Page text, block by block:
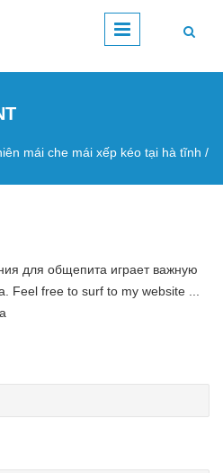
mái che mái xếp kéo tại hà tĩnh /
для общепита играет важную
Feel free to surf to my website ...